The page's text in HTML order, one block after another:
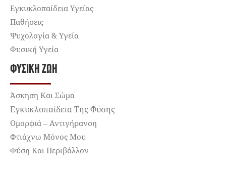
Εγκυκλοπαίδεια Υγείας
Παθήσεις
Ψυχολογία & Υγεία
Φυσική Υγεία
ΦΥΣΙΚΉ ΖΩΉ
Άσκηση Και Σώμα
Εγκυκλοπαίδεια Της Φύσης
Ομορφιά – Αντιγήρανση
Φτιάχνω Μόνος Μου
Φύση Και Περιβάλλον